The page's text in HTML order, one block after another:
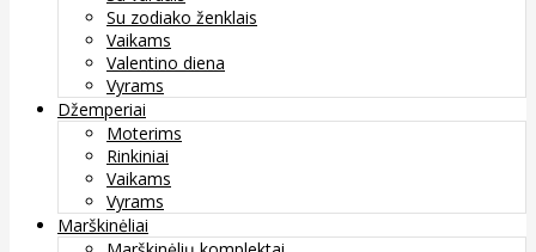
Su zodiako ženklais
Vaikams
Valentino diena
Vyrams
Džemperiai
Moterims
Rinkiniai
Vaikams
Vyrams
Marškinėliai